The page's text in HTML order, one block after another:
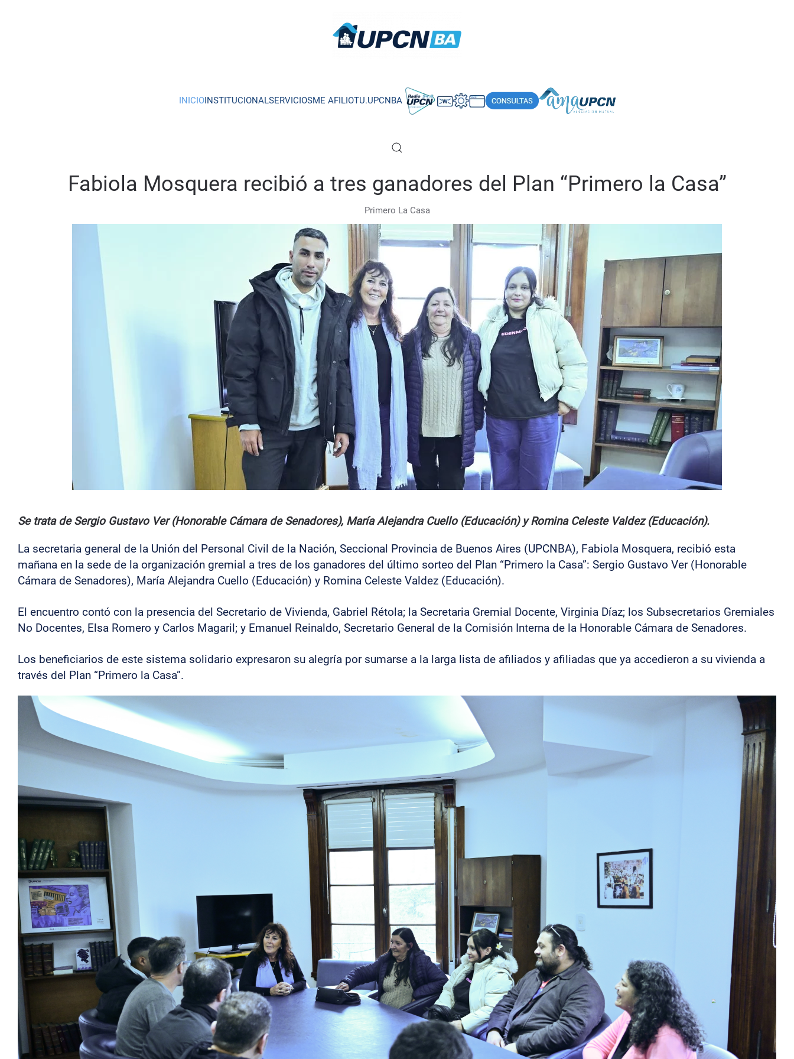
INICIOINSTITUCIONALSERVICIOSME AFILIOTU.UPCNBA
Fabiola Mosquera recibió a tres ganadores del Plan “Primero la Casa”
Primero La Casa
Se trata de Sergio Gustavo Ver (Honorable Cámara de Senadores), María Alejandra Cuello (Educación) y Romina Celeste Valdez (Educación).
La secretaria general de la Unión del Personal Civil de la Nación, Seccional Provincia de Buenos Aires (UPCNBA), Fabiola Mosquera, recibió esta
mañana en la sede de la organización gremial a tres de los ganadores del último sorteo del Plan “Primero la Casa”: Sergio Gustavo Ver (Honorable
Cámara de Senadores), María Alejandra Cuello (Educación) y Romina Celeste Valdez (Educación).
El encuentro contó con la presencia del Secretario de Vivienda, Gabriel Rétola; la Secretaria Gremial Docente, Virginia Díaz; los Subsecretarios Gremiales
No Docentes, Elsa Romero y Carlos Magaril; y Emanuel Reinaldo, Secretario General de la Comisión Interna de la Honorable Cámara de Senadores.
Los beneficiarios de este sistema solidario expresaron su alegría por sumarse a la larga lista de afiliados y afiliadas que ya accedieron a su vivienda a
través del Plan “Primero la Casa”.